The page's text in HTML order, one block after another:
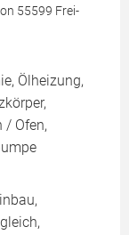
55599 Frei-
Ölheizung,
/ Ofen,